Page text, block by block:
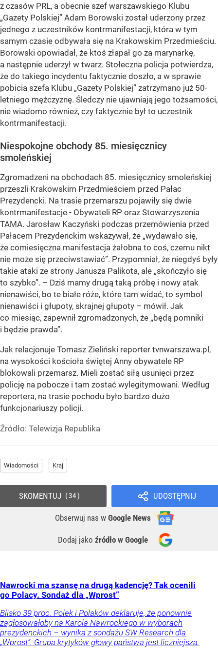
z czasów PRL, a obecnie szef warszawskiego Klubu
„Gazety Polskiej” Adam Borowski został uderzony przez
jednego z uczestników kontrmanifestacji, która w tym
samym czasie odbywała się na Krakowskim Przedmieściu.
Borowski opowiadał, że ktoś złapał go za marynarkę,
a następnie uderzył w twarz. Stołeczna policja potwierdza,
że do takiego incydentu faktycznie doszło, a w sprawie
pobicia szefa Klubu „Gazety Polskiej” zatrzymano już 50-
letniego mężczyznę. Śledczy nie ujawniają jego tożsamości,
nie wiadomo również, czy faktycznie był to uczestnik
kontrmanifestacji.
Niespokojne obchody 85. miesięcznicy
smoleńskiej
Zgromadzeni na obchodach 85. miesięcznicy smoleńskiej
przeszli Krakowskim Przedmieściem przed Pałac
Prezydencki. Na trasie przemarszu pojawiły się dwie
kontrmanifestacje - Obywateli RP oraz Stowarzyszenia
TAMA. Jarosław Kaczyński podczas przemówienia przed
Pałacem Prezydenckim wskazywał, że „wydawało się,
że comiesięczna manifestacja żałobna to coś, czemu nikt
nie może się przeciwstawiać”. Przypomniał, że niegdyś były
takie ataki ze strony Janusza Palikota, ale „skończyło się
to szybko”. – Dziś mamy drugą taką próbę i nowy atak
nienawiści, bo te białe róże, które tam widać, to symbol
nienawiści i głupoty, skrajnej głupoty – mówił. Jak
co miesiąc, zapewnił zgromadzonych, że „będą pomniki
i będzie prawda”.
Jak relacjonuje Tomasz Zieliński reporter tvnwarszawa.pl,
na wysokości kościoła świętej Anny obywatele RP
blokowali przemarsz. Mieli zostać siłą usunięci przez
policję na pobocze i tam zostać wylegitymowani. Według
reportera, na trasie pochodu było bardzo dużo
funkcjonariuszy policji.
Źródło: Telewizja Republika
Wiadomości Kraj
UDOSTĘPNIJ
Obserwuj nas w Google News
Dodaj jako źródło w Google
SKOMENTUJ 34
Nawrocki ma szansę na drugą kadencję? Tak ocenili
go Polacy. Sondaż dla „Wprost”
Blisko 39 proc. Polek i Polaków deklaruje, że ponownie
zagłosowałoby na Karola Nawrockiego w wyborach
prezydenckich – wynika z sondażu SW Research dla
„Wprost”. Grupa krytyków głowy państwa jest liczniejsza.